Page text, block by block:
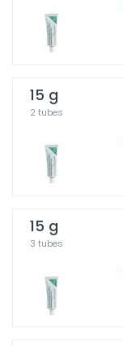
15 g
2 tubes
15 g
3 tubes